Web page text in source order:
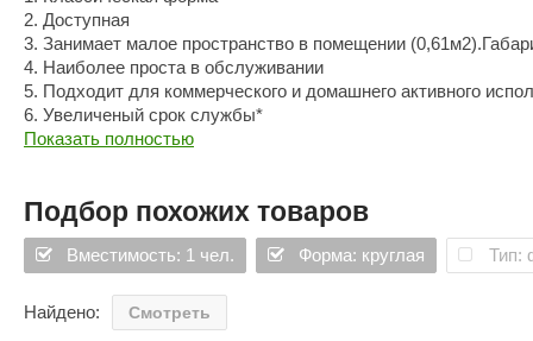
2. Доступная
3. Занимает малое пространство в помещении
4. Наиболее проста в обслуживании
5. Подходит для коммерческого и домашнего активного
6. Увеличеный срок службы*
7. Возможность большего обзора **
Круглaя кедрoвaя бoчкa – этo мoдель cтaндaртнoгo
Дoпoлнительные декoрaтивные элементы, иcпoльзуемые
Фитобочку можно установить абсолютно в любом
Электроэнергии потребляет, как обычный бытовой чайник 2
Показать полностью
Подбор похожих товаров
Вместимость: 1 чел. Форма: круглая Тип:
Найдено: Смотреть